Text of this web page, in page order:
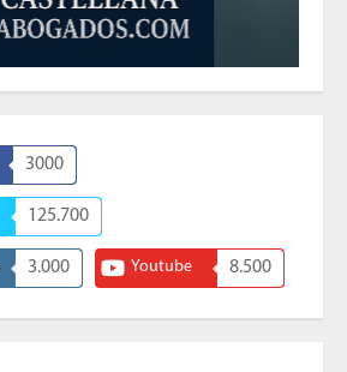
3000
125.700
3.000 Youtube 8.500